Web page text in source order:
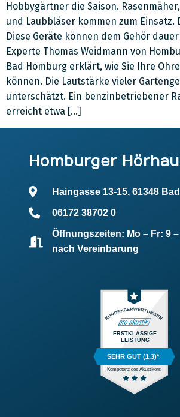
Hobbygärtner die Saison.
und Laubbläser kommen zum Einsatz.
Diese Geräte können dem Gehör
Experte Thomas Weidmann von
Bad Homburg erklärt, wie Sie Ihre
können. Die Lautstärke vieler
unterschätzt. Ein benzinbetriebener
erreicht etwa […]
Homburger
Haingasse 13-15, 61348
06172 38702 0
Öffnungszeiten: Mo – Fr: 9
nach Vereinbarung
ERSTKLASSIGE
LEISTUNG
SEHR GUT (1,3)*
Kompetenz des Akustikers